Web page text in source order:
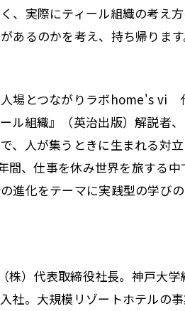
、実際にティール組織の考え
あるのかを考え、持ち帰ります
場とつながりラボhome's vi
組織』（英治出版）解説者、
、人が集うときに生まれる対
間、仕事を休み世界を旅する中
進化をテーマに実践型の学び
）代表取締役社長。神戸大学
社。大規模リゾートホテルの